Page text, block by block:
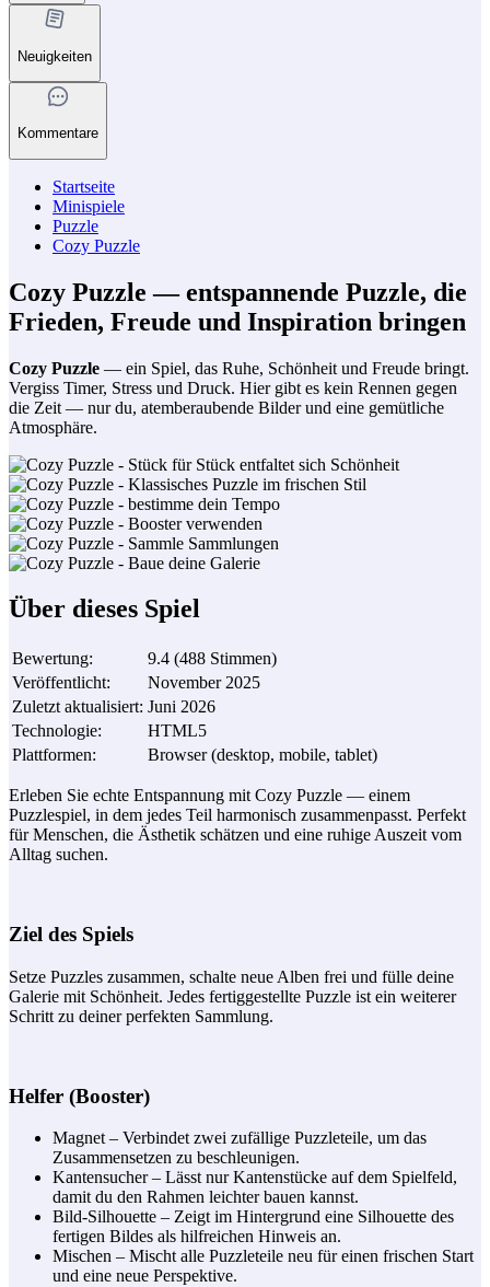
Neuigkeiten
Kommentare
Startseite
Minispiele
Puzzle
Cozy Puzzle
Cozy Puzzle — entspannende Puzzle, die
Frieden, Freude und Inspiration bringen
Cozy Puzzle — ein Spiel, das Ruhe, Schönheit und Freude bringt.
Vergiss Timer, Stress und Druck. Hier gibt es kein Rennen gegen
die Zeit — nur du, atemberaubende Bilder und eine gemütliche
Atmosphäre.
Über dieses Spiel
Bewertung: 9.4 (488 Stimmen)
Veröffentlicht:
November 2025
Zuletzt aktualisiert: Juni 2026
Technologie:
HTML5
Plattformen: Browser (desktop, mobile, tablet)
Erleben Sie echte Entspannung mit Cozy Puzzle — einem
Puzzlespiel, in dem jedes Teil harmonisch zusammenpasst. Perfekt
für Menschen, die Ästhetik schätzen und eine ruhige Auszeit vom
Alltag suchen.
Ziel des Spiels
Setze Puzzles zusammen, schalte neue Alben frei und fülle deine
Galerie mit Schönheit. Jedes fertiggestellte Puzzle ist ein weiterer
Schritt zu deiner perfekten Sammlung.
Helfer (Booster)
Magnet – Verbindet zwei zufällige Puzzleteile, um das
Zusammensetzen zu beschleunigen.
Kantensucher – Lässt nur Kantenstücke auf dem Spielfeld,
damit du den Rahmen leichter bauen kannst.
Bild-Silhouette – Zeigt im Hintergrund eine Silhouette des
fertigen Bildes als hilfreichen Hinweis an.
Mischen – Mischt alle Puzzleteile neu für einen frischen Start
und eine neue Perspektive.